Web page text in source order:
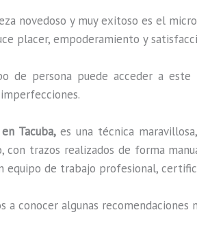
novedoso y muy exitoso es el
placer, empoderamiento y
de persona puede acceder a
Tacuba, es una técnica
trazos realizados de forma
equipo de trabajo profesional,
a conocer algunas recomendaciones